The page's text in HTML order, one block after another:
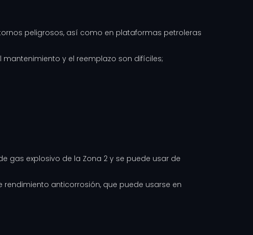
peligrosos, así como en plataformas petroleras
mantenimiento y el reemplazo son difíciles;
gas explosivo de la Zona 2 y se puede usar de
rendimiento anticorrosión, que puede usarse en